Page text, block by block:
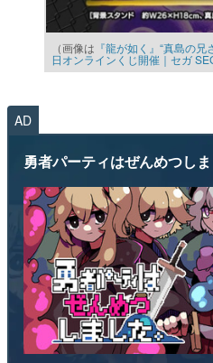
（画像は 『龍が如く』“真島の
日オンラインくじ開催｜セガ
AD
勇者パーティはぜんめつしま